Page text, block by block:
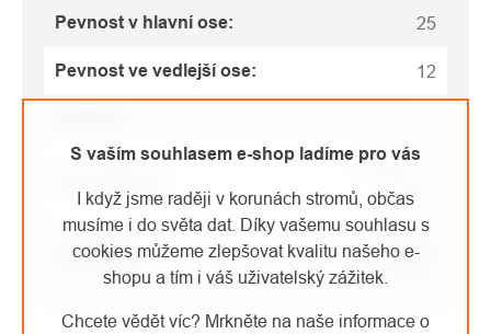
S vaším souhlasem e-shop ladíme pro vás
I když jsme raději v korunách stromů, občas
musíme i do světa dat. Díky vašemu souhlasu s
cookies můžeme zlepšovat kvalitu našeho e-
shopu a tím i váš uživatelský zážitek.
Chcete vědět víc? Mrkněte na naše informace o
Pevnost v hlavní ose: 25
Pevnost ve vedlejší ose: 12
Karabiny a
spojky
Certifikace:
EN 362